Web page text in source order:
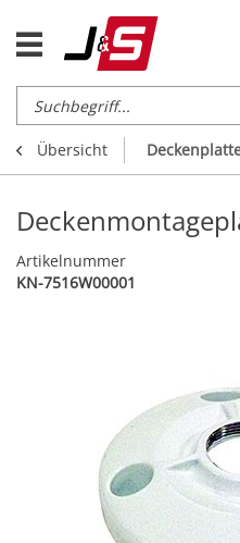
Übersicht
Artikelnummer
KN-7516W00001